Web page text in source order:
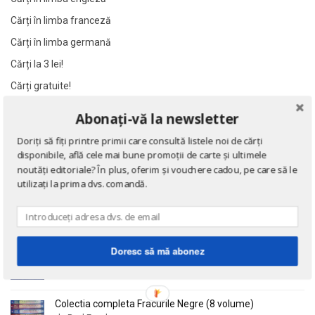
Al. Caprariu
Al. Dumitrescu
Al. Philippide
Alain Bombard
Alain Danielou
Alain Lallemand
Alain Lesage
Alain Manevy
Al. Caprariu
Al. Dumitrescu
Al. Philippide
Alain Bombard
Alain Danielou
Alain Lallemand
Alain Lesage
Alain Manevy
Cărți în limba franceză
Cărți în limba germană
Cărți la 3 lei!
Cărți gratuite!
Eseuri
de Emil Cioran
Doctrina sau Cele patru carti clasice ale Chinei
Colectia completa Fracurile Negre (8 volume)
Abonați-vă la newsletter
Doriți să fiți printre primii care consultă listele noi de cărți
disponibile, află cele mai bune promoții de carte și ultimele
noutăți editoriale? În plus, oferim și vouchere cadou, pe care să le
utilizați la prima dvs. comandă.
Doresc să mă abonez